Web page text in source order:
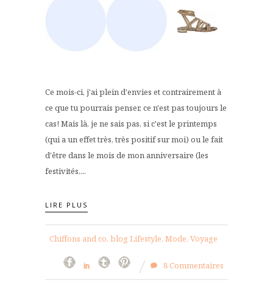
Ce mois-ci, j'ai plein d'envies et contrairement à
ce que tu pourrais penser, ce n'est pas toujours le
cas! Mais là, je ne sais pas, si c'est le printemps
(qui a un effet très, très positif sur moi) ou le fait
d'être dans le mois de mon anniversaire (les
festivités,...
LIRE PLUS
Chiffons and co, blog Lifestyle, Mode, Voyage
8 Commentaires